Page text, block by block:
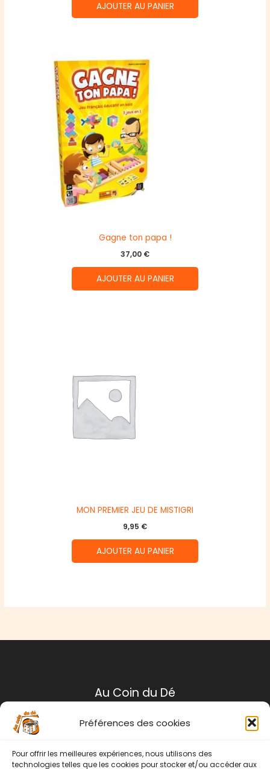
Préférences des cookies
Pour offrir les meilleures expériences, nous utilisons des
technologies telles que les cookies pour stocker et/ou accéder aux
AJOUTER AU PANIER
Gagne ton papa !
37,00 €
AJOUTER AU PANIER
MON PREMIER JEU DE MISTIGRI
9,95 €
AJOUTER AU PANIER
Au Coin du Dé
Conditions générales de ventes
Politique de retour